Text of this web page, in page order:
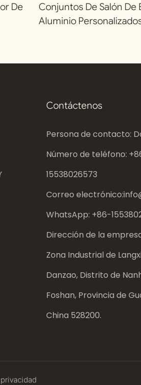
De
Conjuntos De Salón De
Aluminio
Contáctenos
Persona de contacto:
Número de teléfono:
15538026573
Correo electrónico:
WhatsApp: +86-
Dirección de la
Zona Industrial de
Danzao, Distrito de
Foshan, Provincia de
China 528200.